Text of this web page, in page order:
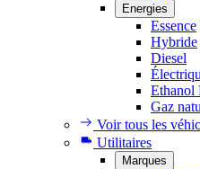
Energies
Essence
Hybride
Diesel
Ethanol
Gaz
Voir tous les
Utilitaires
Marques